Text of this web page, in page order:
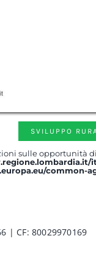
SVILUPPO
sulle opportunità
common-
| CF: 80029970169